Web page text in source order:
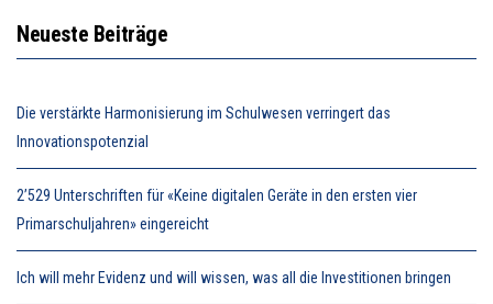
Neueste Beiträge
Die verstärkte Harmonisierung im Schulwesen verringert das
Innovationspotenzial
2’529 Unterschriften für «Keine digitalen Geräte in den ersten vier
Primarschuljahren» eingereicht
Ich will mehr Evidenz und will wissen, was all die Investitionen bringen